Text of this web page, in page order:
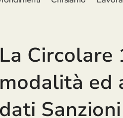
La Circolare
modalità ed
dati